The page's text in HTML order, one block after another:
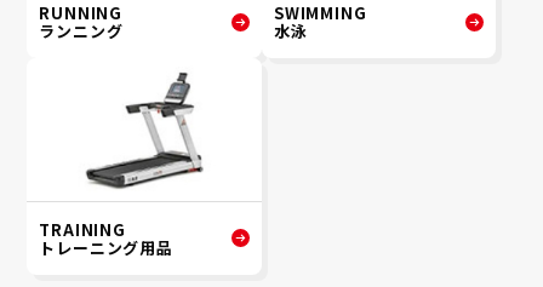
RUNNING
ランニング
SWIMMING
水泳
TRAINING
トレーニング用品